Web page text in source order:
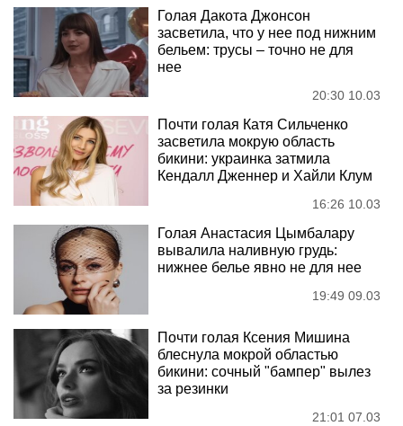
Голая Дакота Джонсон
засветила, что у нее под нижним
бельем: трусы – точно не для
нее
20:30 10.03
Почти голая Катя Сильченко
засветила мокрую область
бикини: украинка затмила
Кендалл Дженнер и Хайли Клум
16:26 10.03
Голая Анастасия Цымбалару
вывалила наливную грудь:
нижнее белье явно не для нее
19:49 09.03
Почти голая Ксения Мишина
блеснула мокрой областью
бикини: сочный "бампер" вылез
за резинки
21:01 07.03